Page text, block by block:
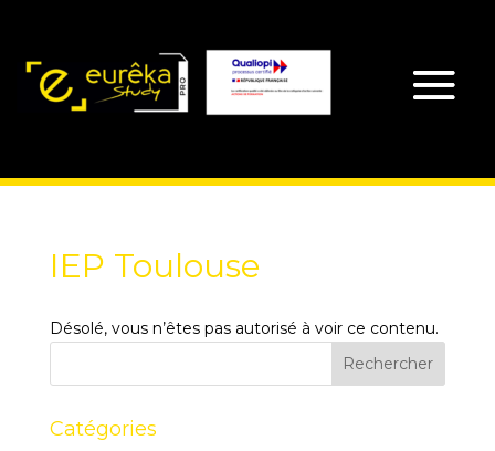
IEP Toulouse
Désolé, vous n’êtes pas autorisé à voir ce contenu.
Catégories